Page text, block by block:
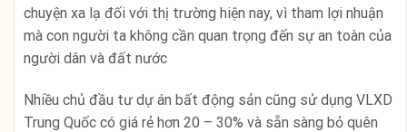
chuyện xa lạ đối với thị trường hiện nay, vì tham lợi nhuận
mà con người ta không cần quan trọng đến sự an toàn của
người dân và đất nước
Nhiều chủ đầu tư dự án bất động sản cũng sử dụng VLXD
Trung Quốc có giá rẻ hơn 20 – 30% và sẵn sàng bỏ quên